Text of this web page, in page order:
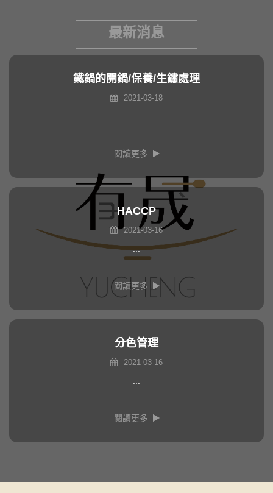
最新消息
鐵鍋的開鍋/保養/生鏽處理
2021-03-18
閱讀更多
HACCP
2021-03-16
...
閱讀更多
分色管理
2021-03-16
閱讀更多